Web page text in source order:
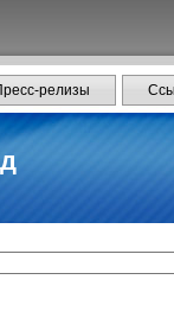
релизы